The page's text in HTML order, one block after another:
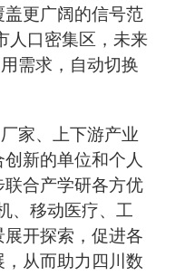
更广阔的信号范
人口密集区，未来
需求，自动切换
家、上下游产业
新的单位和个人
合产学研各方优
、移动医疗、工
开探索，促进各
从而助力四川数